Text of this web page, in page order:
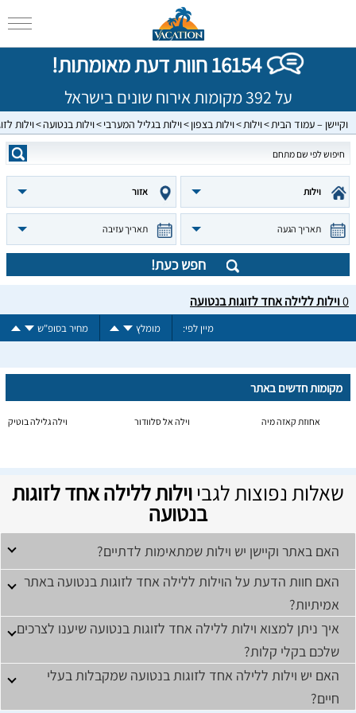
16154 חוות דעת מאומתות!
על 392 מקומות אירוח שונים בישראל
וקיישן – עמוד הבית וילות וילות בצפון וילות בגליל המערבי וילות בנטועה וילות
וילות אזור
תאריך הגעה תאריך עזיבה
חפש כעת!
0וילות ללילה אחד לזוגות בנטועה
מיין לפי: מומלץ מחיר בסופ"ש
מקומות חדשים באתר
אחוזת קאזה מיה וילה אל סלוודור וילה גלילה בוטיק
שאלות נפוצות לגביוילות ללילה אחד לזוגות
בנטועה
האם באתר וקיישן יש וילות שמתאימות לדתיים?
האם חוות הדעת על הוילות ללילה אחד לזוגות בנטועה באתר
אמיתיות?
איך ניתן למצוא וילות ללילה אחד לזוגות בנטועה שיענו לצרכים
שלכם בקלי קלות?
האם יש וילות ללילה אחד לזוגות בנטועה שמקבלות בעלי
חיים?